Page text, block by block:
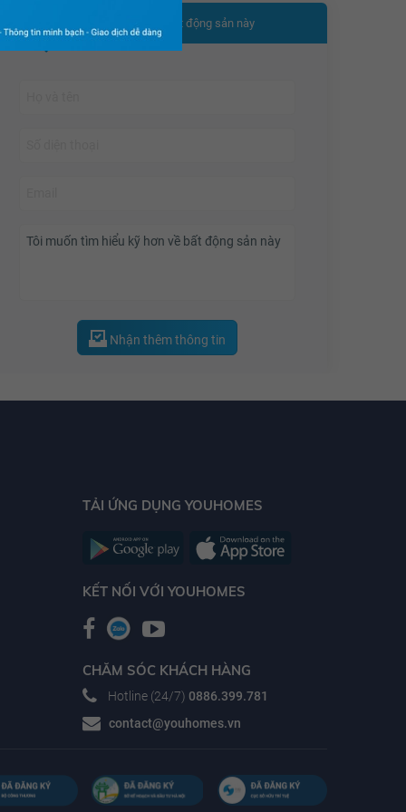
43.9 triệu
44.8 triệu
44.9 triệu
45.4 triệu
45.5 triệu
45.8 triệu
45.9 triệu
46 triệu
46.1 triệu
46.3 triệu
Nhận thêm thông tin bất động sản này
Nhận thêm thông tin
TẢI ỨNG DỤNG YOUHOMES
KẾT NỐI VỚI YOUHOMES
CHĂM SÓC KHÁCH HÀNG
Hotline (24/7) 0886.399.781
contact@youhomes.vn